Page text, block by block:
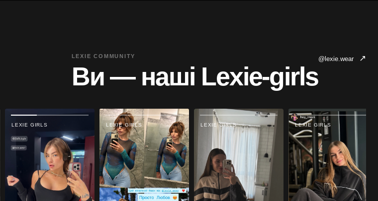
LEXIE COMMUNITY
Ви — наші Lexie-girls
@lexie.wear ↗
LEXIE GIRLS LEXIE GIRLS LEXIE GIRLS LEXIE GIRLS